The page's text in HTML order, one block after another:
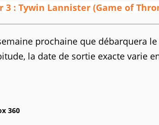
3 : Tywin Lannister (Game of
prochaine que débarquera
la date de sortie exacte varie
360